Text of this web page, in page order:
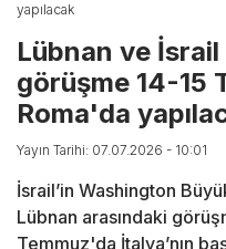
yapılacak
Lübnan ve İsrail
görüşme 14-15
Roma'da
Yayın Tarihi: 07.07.2026 - 10:01
İsrail’in Washington
Lübnan arasındaki
Temmuz'da İtalya’nın